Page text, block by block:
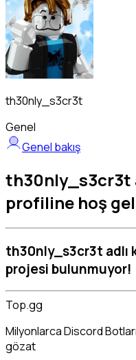
th30nly_s3cr3t
Genel
Genel bakış
th30nly_s3cr3t
profiline hoş
th30nly_s3cr3t adlı
projesi bulunmuyor!
Top.gg
Milyonlarca Discord
gözat